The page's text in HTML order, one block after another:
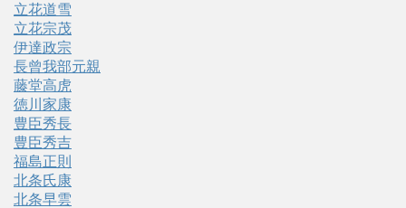
立花道雪
立花宗茂
伊達政宗
長曾我部元親
藤堂高虎
徳川家康
豊臣秀長
豊臣秀吉
福島正則
北条氏康
北条早雲